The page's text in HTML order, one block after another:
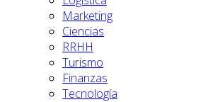
Marketing
Ciencias
RRHH
Turismo
Finanzas
Tecnología